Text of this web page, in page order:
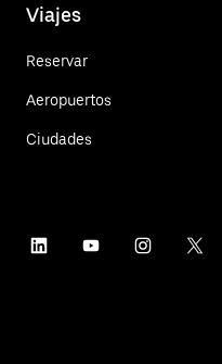
Viajes
Reservar
Aeropuertos
Ciudades